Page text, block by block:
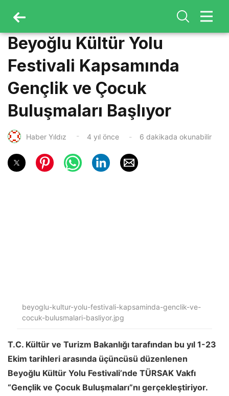
Beyoğlu Kültür Yolu
Festivali Kapsamında
Gençlik ve Çocuk
Buluşmaları Başlıyor
Haber Yıldız 4 yıl önce 6 dakikada okunabilir
beyoglu-kultur-yolu-festivali-kapsaminda-genclik-ve-
cocuk-bulusmalari-basliyor.jpg
T.C. Kültür ve Turizm Bakanlığı tarafından bu yıl 1-23
Ekim tarihleri arasında üçüncüsü düzenlenen
Beyoğlu Kültür Yolu Festivali’nde TÜRSAK Vakfı
“Gençlik ve Çocuk Buluşmaları”nı gerçekleştiriyor.